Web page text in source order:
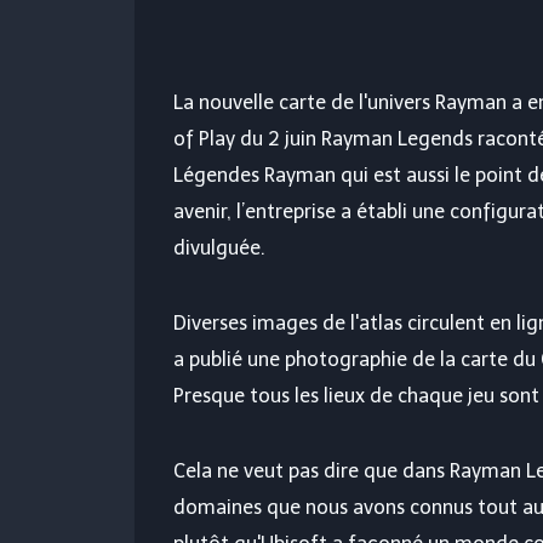
La nouvelle carte de l'univers Rayman a
of Play du 2 juin Rayman Legends
Légendes Rayman qui est aussi le point
avenir, l’entreprise a établi une
divulguée.
Diverses images de l'atlas circulent en
a publié une photographie de la carte du
Presque tous les lieux de chaque jeu
Cela ne veut pas dire que dans Rayman
domaines que nous avons connus tout